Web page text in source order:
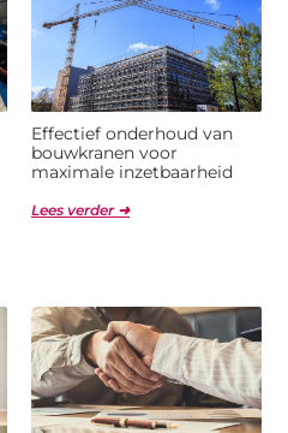
Effectief onderhoud van
bouwkranen voor
maximale inzetbaarheid
Lees verder ➜